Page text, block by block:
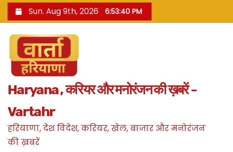
k
Sun. Aug 9th, 2026 6:53:41 PM
Haryana , करियर और मनोरंजन की ख़बरें -
Vartahr
हरियाणा, देश विदेश, करियर, खेल, बाजार और मनोरंजन
की ख़बरें